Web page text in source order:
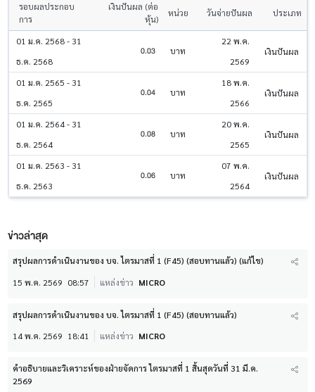
รอบผลประกอบ
การ
เงินปันผล (ต่อ
หุ้น)
หน่วย วันจ่ายปันผล ประเภท
01 ม.ค. 2568 - 31
ธ.ค. 2568
0.03 บาท
22 พ.ค.
2569
เงินปันผล
01 ม.ค. 2565 - 31
ธ.ค. 2565
0.04 บาท
18 พ.ค.
2566
เงินปันผล
01 ม.ค. 2564 - 31
ธ.ค. 2564
0.08 บาท
20 พ.ค.
2565
เงินปันผล
01 ม.ค. 2563 - 31
ธ.ค. 2563
0.06 บาท
07 พ.ค.
2564
เงินปันผล
ข่าวล่าสุด
สรุปผลการดำเนินงานของ บจ. ไตรมาสที่ 1 (F45) (สอบทานแล้ว) (แก้ไข)
15 พ.ค. 2569 08:57 แหล่งข่าว MICRO
สรุปผลการดำเนินงานของ บจ. ไตรมาสที่ 1 (F45) (สอบทานแล้ว)
14 พ.ค. 2569 18:41 แหล่งข่าว MICRO
คำอธิบายและวิเคราะห์ของฝ่ายจัดการ ไตรมาสที่ 1 สิ้นสุดวันที่ 31 มี.ค.
2569